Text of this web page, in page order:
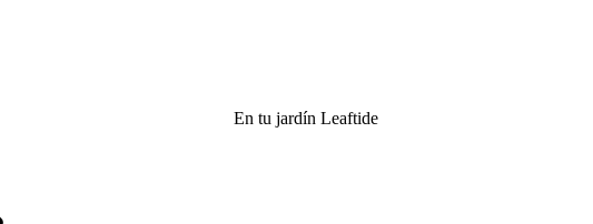
En tu jardín Leaftide